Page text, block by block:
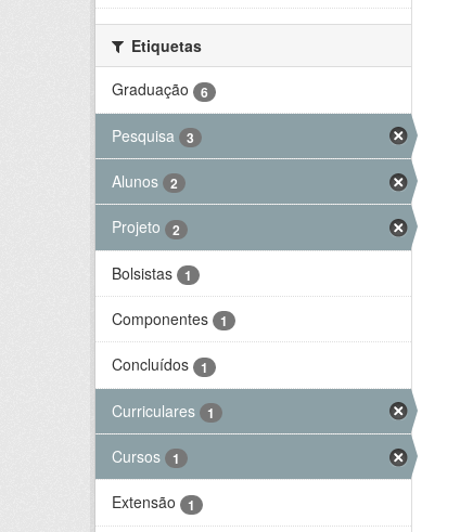
Etiquetas
Graduação
6
Pesquisa 3
Alunos 2
Projeto 2
Bolsistas 1
Componentes 1
Concluídos 1
Curriculares 1
Cursos 1
Extensão 1